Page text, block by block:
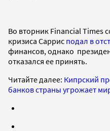
Во вторник Financial Times
кризиса Саррис подал в
финансов, однако
отказался ее принять.
Читайте далее: Кипрский
банков страны угрожает